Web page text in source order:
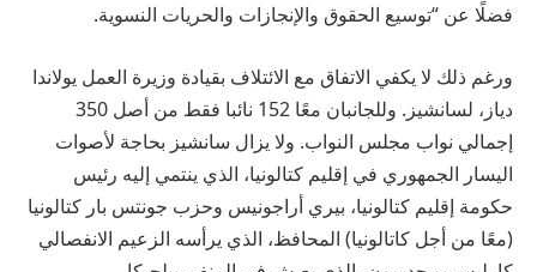
فضلًا عن “توسيع الحقوق والإنجازات والحريات النسوية.
ورغم ذلك لا يكفي الاتفاق مع الائتلاف بقيادة وزيرة العمل يولاندا
دياز، لسانشيز. وللجانبان معًا 152 نائبا فقط من أصل 350
إجمالي نواب مجلس النواب. ولا يزال سانشيز بحاجة لأصوات
اليسار الجمهوري في إقليم كتالونيا، الذي ينتمي إليه رئيس
حكومة إقليم كتالونيا، بيري أراجونيس وحزب جونتس بار كتالونيا
(معًا من أجل كاتالونيا) المحافظ، الذي يرأسه الزعيم الانفصالي